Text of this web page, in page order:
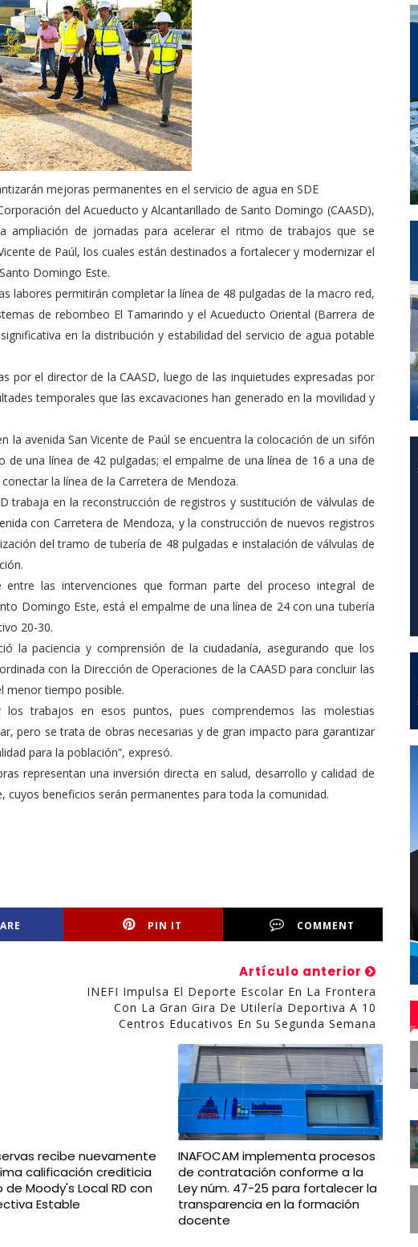
mejoras permanentes en el servicio de agua en SDE
del Acueducto y Alcantarillado de Santo Domingo (CAASD),
ampliación de jornadas para acelerar el ritmo de trabajos que se
de Paúl, los cuales están destinados a fortalecer y modernizar el
Domingo Este.
labores permitirán completar la línea de 48 pulgadas de la macro red,
de rebombeo El Tamarindo y el Acueducto Oriental (Barrera de
en la distribución y estabilidad del servicio de agua potable
por el director de la CAASD, luego de las inquietudes expresadas por
temporales que las excavaciones han generado en la movilidad y
la avenida San Vicente de Paúl se encuentra la colocación de un sifón
una línea de 42 pulgadas; el empalme de una línea de 16 a una de
la línea de la Carretera de Mendoza.
trabaja en la reconstrucción de registros y sustitución de válvulas de
con Carretera de Mendoza, y la construcción de nuevos registros
del tramo de tubería de 48 pulgadas e instalación de válvulas de
las intervenciones que forman parte del proceso integral de
Domingo Este, está el empalme de una línea de 24 con una tubería
20-30.
la paciencia y comprensión de la ciudadanía, asegurando que los
con la Dirección de Operaciones de la CAASD para concluir las
menor tiempo posible.
trabajos en esos puntos, pues comprendemos las molestias
pero se trata de obras necesarias y de gran impacto para garantizar
para la población”, expresó.
representan una inversión directa en salud, desarrollo y calidad de
cuyos beneficios serán permanentes para toda la comunidad.
PIN IT COMMENT
Artículo anterior
INEFI Impulsa El Deporte Escolar En La Frontera
Con La Gran Gira De Utilería Deportiva A 10
Centros Educativos En Su Segunda Semana
recibe nuevamente
calificación crediticia
de Moody's Local RD con
Estable
INAFOCAM implementa procesos
de contratación conforme a la
Ley núm. 47-25 para fortalecer la
transparencia en la formación
docente